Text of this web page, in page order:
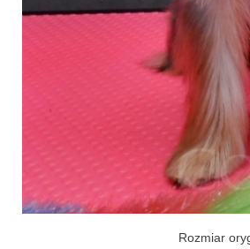
Rozmiar